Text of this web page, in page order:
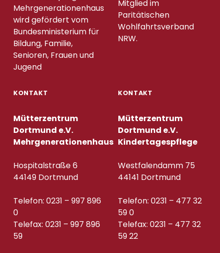
Mehrgenerationenhaus
wird gefördert vom
Bundesministerium für
Bildung, Familie,
Senioren, Frauen und
Jugend
Mitglied im
Paritätischen
Wohlfahrtsverband
NRW.
KONTAKT
Mütterzentrum
Dortmund e.V.
Mehrgenerationenhaus
Hospitalstraße 6
44149 Dortmund
Telefon: 0231 – 997 896
0
Telefax: 0231 – 997 896
59
KONTAKT
Mütterzentrum
Dortmund e.V.
Kindertagespflege
Westfalendamm 75
44141 Dortmund
Telefon: 0231 – 477 32
59 0
Telefax: 0231 – 477 32
59 22